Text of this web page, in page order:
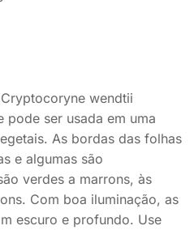
wendtii
pode ser usada em uma
As bordas das folhas
e algumas são
verdes a marrons, às
Com boa iluminação, as
escuro e profundo. Use